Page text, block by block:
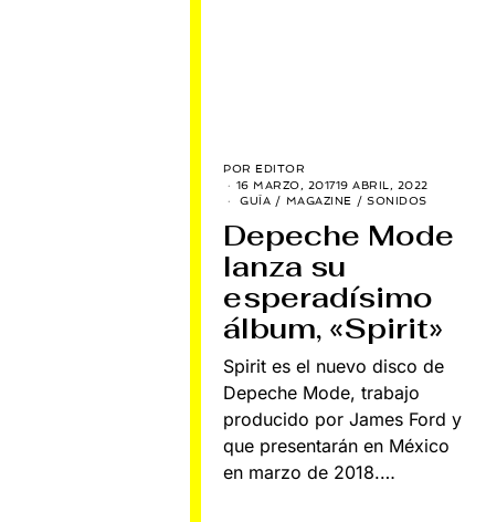
POR EDITOR
16 MARZO, 201719 ABRIL, 2022
GUÍA / MAGAZINE / SONIDOS
Depeche Mode
lanza su
esperadísimo
álbum, «Spirit»
Spirit es el nuevo disco de
Depeche Mode, trabajo
producido por James Ford y
que presentarán en México
en marzo de 2018.…